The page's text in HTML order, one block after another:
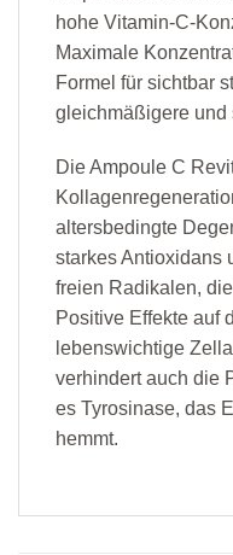
hohe Vitamin-C-
Maximale
Formel für sichtbar
gleichmäßigere und
Die Ampoule C
altersbedingte
starkes Antioxidans
freien Radikalen,
Positive Effekte auf
lebenswichtige
verhindert auch die
es Tyrosinase, das
hemmt.